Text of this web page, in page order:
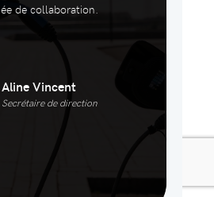
de collaboration.
Aline Vincent
Secrétaire de direction